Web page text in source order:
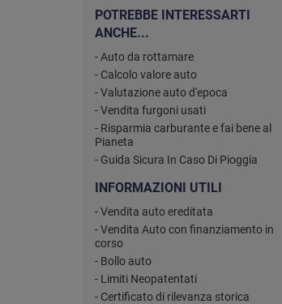
POTREBBE INTERESSARTI
ANCHE...
- Auto da rottamare
- Calcolo valore auto
- Valutazione auto d'epoca
- Vendita furgoni usati
- Risparmia carburante e fai bene al
Pianeta
- Guida Sicura In Caso Di Pioggia
INFORMAZIONI UTILI
- Vendita auto ereditata
- Vendita Auto con finanziamento in
corso
- Bollo auto
- Limiti Neopatentati
- Certificato di rilevanza storica